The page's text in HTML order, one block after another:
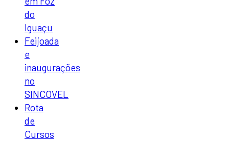
do
Iguaçu
Feijoada
e
inaugurações
no
SINCOVEL
Rota
de
Cursos